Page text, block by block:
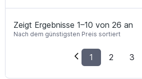
Zeigt Ergebnisse 1–10 von 26 an
Nach dem günstigsten Preis sortiert
1 2 3